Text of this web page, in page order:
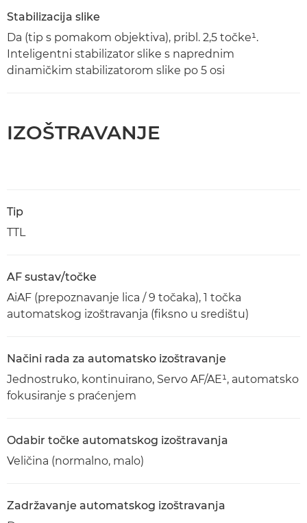
Stabilizacija slike
Da (tip s pomakom objektiva), pribl. 2,5 točke¹.
Inteligentni stabilizator slike s naprednim
dinamičkim stabilizatorom slike po 5 osi
IZOŠTRAVANJE
Tip
TTL
AF sustav/točke
AiAF (prepoznavanje lica / 9 točaka), 1 točka
automatskog izoštravanja (fiksno u središtu)
Načini rada za automatsko izoštravanje
Jednostruko, kontinuirano, Servo AF/AE¹, automatsko
fokusiranje s praćenjem
Odabir točke automatskog izoštravanja
Veličina (normalno, malo)
Zadržavanje automatskog izoštravanja